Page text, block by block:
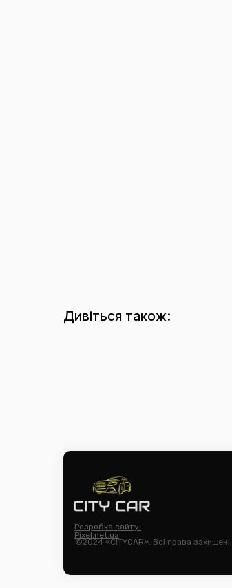
Дивіться також:
©2024 «CITYCAR». Всі права захищені.
Розробка сайту:
Pixel.net.ua